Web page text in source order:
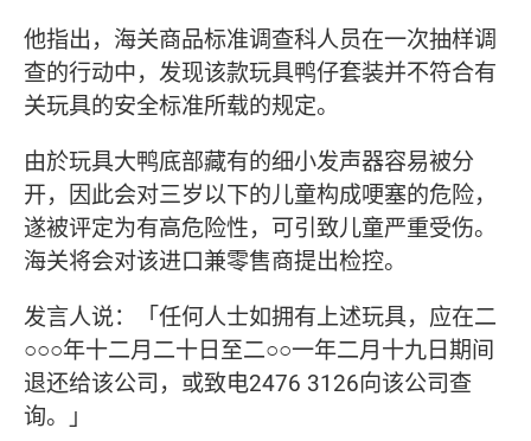
他指出，海关商品标准调查科人员在一次抽样调
查的行动中，发现该款玩具鸭仔套装并不符合有
关玩具的安全标准所载的规定。
由於玩具大鸭底部藏有的细小发声器容易被分
开，因此会对三岁以下的儿童构成哽塞的危险，
遂被评定为有高危险性，可引致儿童严重受伤。
海关将会对该进口兼零售商提出检控。
发言人说：「任何人士如拥有上述玩具，应在二
○○○年十二月二十日至二○○一年二月十九日期间
退还给该公司，或致电2476 3126向该公司查
询。」